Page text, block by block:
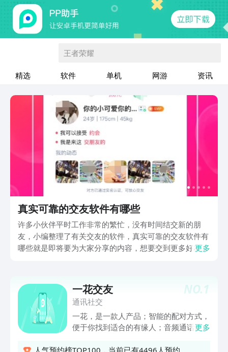
王者荣耀
精选 软件 单机 网游 资讯
真实可靠的交友软件有哪些
许多小伙伴平时工作非常的繁忙，没有时间结交新的朋
友，小编整理了有关交友的软件，真实可靠的交友软件有
哪些就是即将要为大家分享的内容，想要交到更多好友的
更多
NO.1
一花交友
通讯社交
一花，是一款人产品；智能的配对方式，
便于你找到适合的有缘人；音频通话让你
各种虚假信息。一花一世界，这里能找到
更多